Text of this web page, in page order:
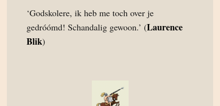
‘Godskolere, ik heb me toch over je
gedróómd! Schandalig gewoon.’ (Laurence
Blik)